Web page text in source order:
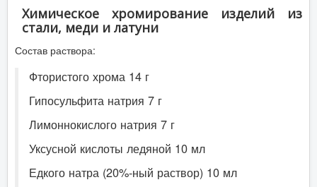
Химическое хромирование изделий из
стали, меди и латуни
Состав раствора:
Фтористого хрома 14 г
Гипосульфита натрия 7 г
Лимоннокислого натрия 7 г
Уксусной кислоты ледяной 10 мл
Едкого натра (20%-ный раствор) 10 мл